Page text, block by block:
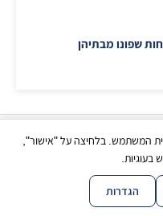
שפונו מבתיהן
המשתמש. בלחיצה על "אישור",
בעוגיות.
הגדרות
עכשיו 2026
נגישות |מפת אתר